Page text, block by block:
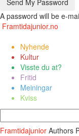
A password will be e-
Framtidajunior.no
Nyhende
Kultur
Visste du at?
Fritid
Meiningar
Kviss
Framtidajunior Authors